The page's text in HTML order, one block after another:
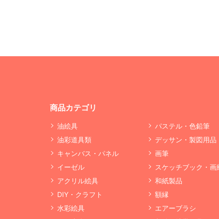
商品カテゴリ
油絵具
油彩道具類
キャンバス・パネル
イーゼル
アクリル絵具
DIY・クラフト
水彩絵具
パステル・色鉛筆
デッサン・製図用品
画筆
スケッチブック・画
和紙製品
額縁
エアーブラシ